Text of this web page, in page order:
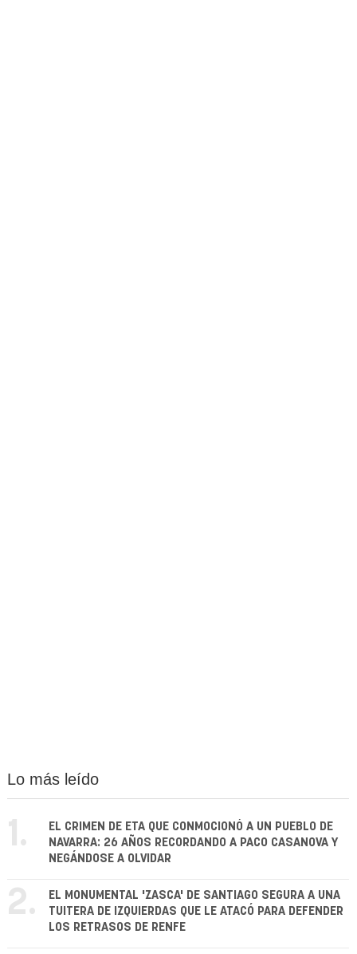
Lo más leído
1.
EL CRIMEN DE ETA QUE CONMOCIONÓ A UN PUEBLO DE
NAVARRA: 26 AÑOS RECORDANDO A PACO CASANOVA Y
NEGÁNDOSE A OLVIDAR
2.
EL MONUMENTAL 'ZASCA' DE SANTIAGO SEGURA A UNA
TUITERA DE IZQUIERDAS QUE LE ATACÓ PARA DEFENDER
LOS RETRASOS DE RENFE